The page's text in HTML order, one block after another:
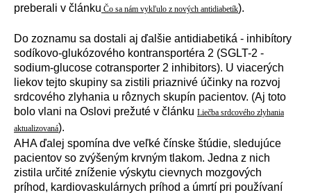
preberali v čl ánku Čo sa nám vykľulo z nových antidiabetík).
Do zoznamu sa dostali aj ďalšie antidiabetiká - inhibítory
sodíkovo-glukózového kontransportéra 2 (SGLT-2 -
sodium-glucose cotransporter 2 inhibitors). U viacerých
liekov tejto skupiny sa zistili priaznivé účinky na rozvoj
srdcového zlyhania u rôznych skupín pacientov. (Aj toto
bolo vlani na Oslovi prežuté v čl ánku Liečba srdcového zlyhania
aktualizovaná).
AHA ďalej spomína dve veľké čínske štúdie, sledujúce
pacientov so zvýšeným krvným tlakom. Jedna z nich
zistila určité zníženie výskytu cievnych mozgových
príhod, kardiovaskul árnych príhod a úmrtí pri používaní